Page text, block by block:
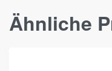
Ähnliche